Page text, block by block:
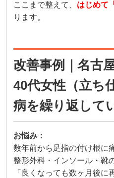
ここまで整えて、 はじめて
ります。
改善事例｜名古
40代女性（立ち
病を繰り返して
お悩み：
数年前から足指の付け根に
整形外科・インソール・靴
「良くなっても数ヶ月後に